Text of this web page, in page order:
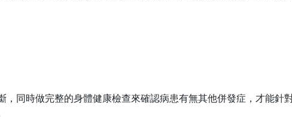
，同時做完整的身體健康檢查來確認病患有無其他併發症，才能針